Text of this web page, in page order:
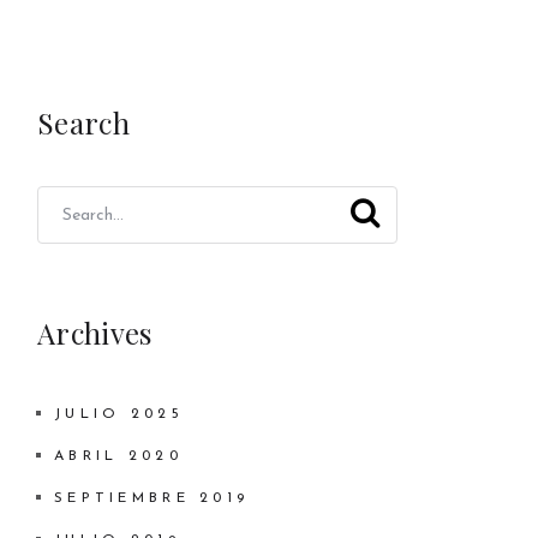
Search
Archives
JULIO 2025
ABRIL 2020
SEPTIEMBRE 2019